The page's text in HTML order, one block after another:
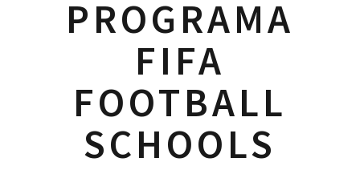
PROGRAMA
FIFA
FOOTBALL
SCHOOLS